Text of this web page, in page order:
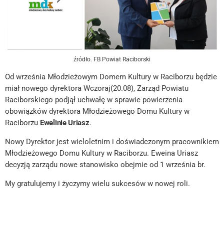
źródło. FB Powiat Raciborski
Od września Młodzieżowym Domem Kultury w Raciborzu będzie
miał nowego dyrektora Wczoraj(20.08), Zarząd Powiatu
Raciborskiego podjął uchwałę w sprawie powierzenia
obowiązków dyrektora Młodzieżowego Domu Kultury w
Raciborzu Ewelinie Uriasz.
Nowy Dyrektor jest wieloletnim i doświadczonym pracownikiem
Młodzieżowego Domu Kultury w Raciborzu. Eweina Uriasz
decyzją zarządu nowe stanowisko obejmie od 1 września br.
My gratulujemy i życzymy wielu sukcesów w nowej roli.